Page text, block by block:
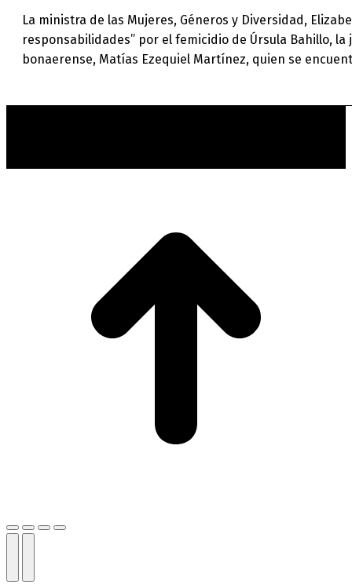
La ministra de las Mujeres, Géneros y Diversidad,
responsabilidades” por el femicidio de Úrsula Bahillo,
bonaerense, Matías Ezequiel Martínez, quien se